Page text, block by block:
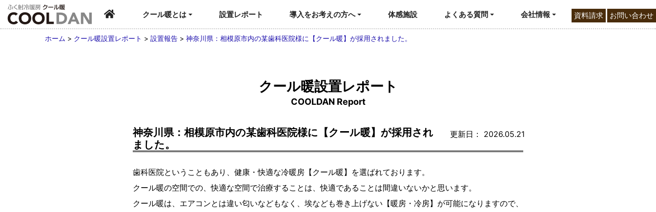
クール暖とは 設置レポート 導入をお考えの方へ 体感施設 よくある質問 会社情報 資料請求 お問い合わせ
ホーム > クール暖設置レポート > 設置報告 > 神奈川県：相模原市内の某歯科医院様に【クール暖】が採用されました。
クール暖設置レポート
COOLDAN Report
神奈川県：相模原市内の某歯科医院様に【クール暖】が採用され
ました。
更新日： 2026.05.21
歯科医院ということもあり、健康・快適な冷暖房【クール暖】を選ばれております。
クール暖の空間での、快適な空間で治療することは、快適であることは間違いないかと思います。
クール暖は、エアコンとは違い匂いなどもなく、埃なども巻き上げない【暖房・冷房】が可能になりますので、